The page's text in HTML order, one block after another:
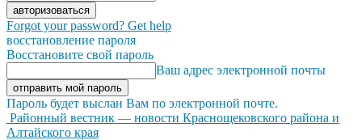
Forgot your password? Get help
восстановление пароля
Восстановите свой пароль
Ваш адрес электронной почты
Пароль будет выслан Вам по электронной почте.
Районный вестник — новости Краснощековского района и
Алтайского края